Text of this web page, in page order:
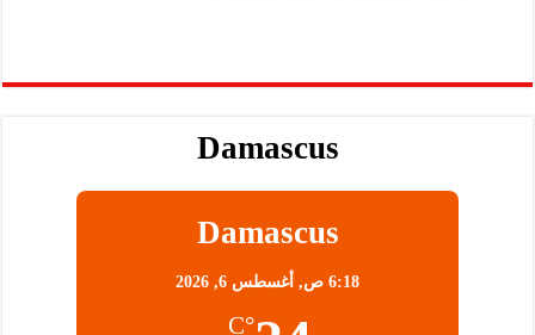
Damascus
Damascus
6:18 ص, أغسطس 6, 2026
°C